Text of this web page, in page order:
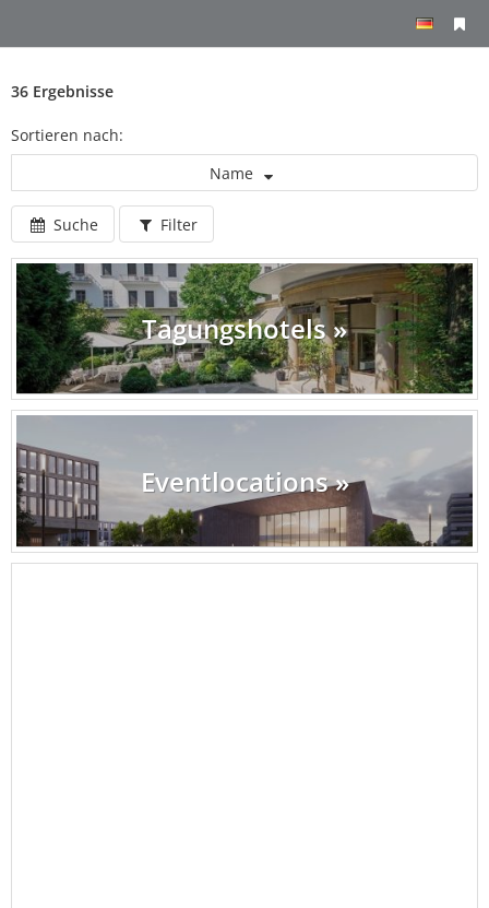
36 Ergebnisse
Sortieren nach:
Name
Suche Filter
Tagungshotels »
Eventlocations »